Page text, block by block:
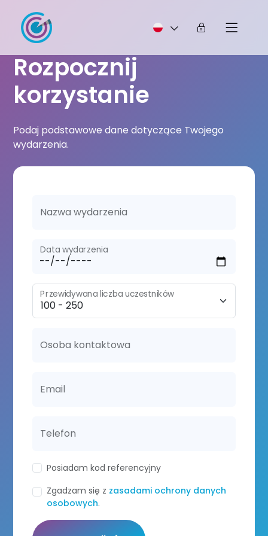
Rozpocznij
korzystanie
Podaj podstawowe dane dotyczące Twojego
wydarzenia.
Nazwa wydarzenia
Data wydarzenia
Przewidywana liczba uczestników
Osoba kontaktowa
Email
Telefon
Posiadam kod referencyjny
Zgadzam się z zasadami ochrony danych
osobowych.